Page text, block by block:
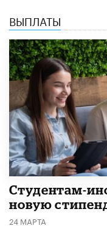
ВЫПЛАТЫ
Студентам-
новую
24 МАРТА